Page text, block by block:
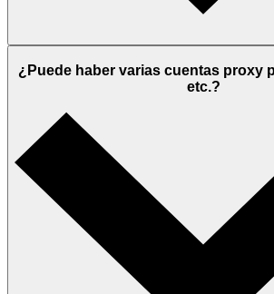
¿Puede haber varias cuentas proxy
etc.?